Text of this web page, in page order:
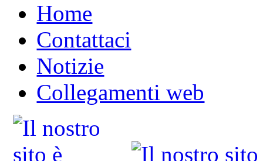
Home
Contattaci
Notizie
Collegamenti web